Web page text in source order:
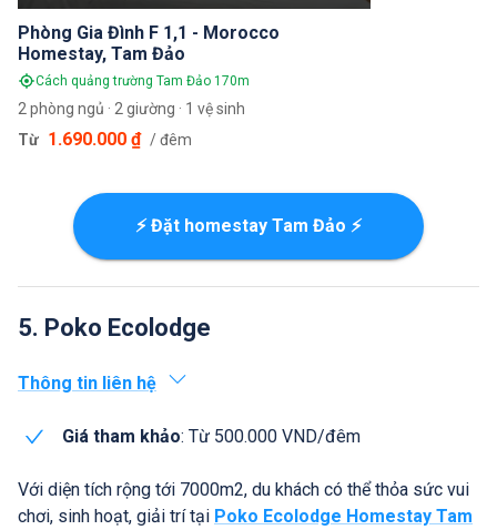
Phòng Gia Đình F 1,1 - Morocco
Homestay, Tam Đảo
Cách quảng trường Tam Đảo 170m
2 phòng ngủ · 2 giường · 1 vệ sinh
Từ 1.690.000 ₫ / đêm
⚡ Đặt homestay Tam Đảo ⚡
5. Poko Ecolodge
Thông tin liên hệ
Giá tham khảo: Từ 500.000 VND/đêm
Với diện tích rộng tới 7000m2, du khách có thể thỏa sức vui
chơi, sinh hoạt, giải trí tại Poko Ecolodge Homestay Tam